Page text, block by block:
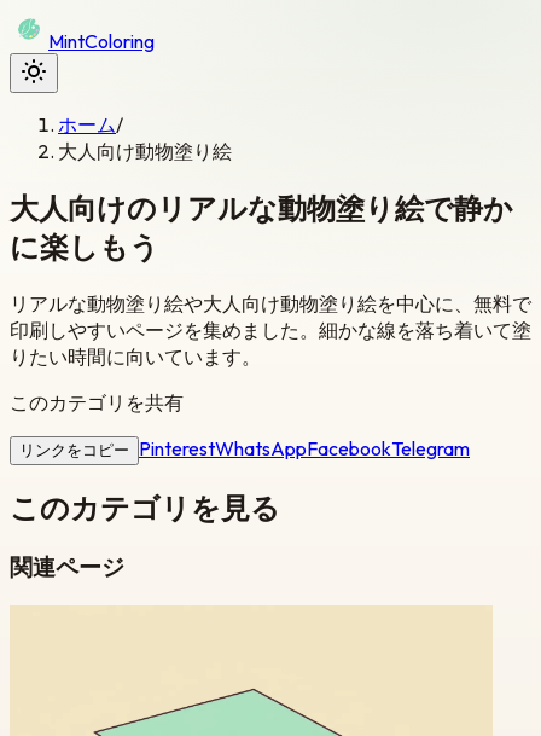
MintColoring
ホーム/
大人向け動物塗り絵
大人向けのリアルな動物塗り絵で静か
に楽しもう
リアルな動物塗り絵や大人向け動物塗り絵を中心に、無料で
印刷しやすいページを集めました。細かな線を落ち着いて塗
りたい時間に向いています。
このカテゴリを共有
リンクをコピー PinterestWhatsAppFacebookTelegram
このカテゴリを見る
関連ページ